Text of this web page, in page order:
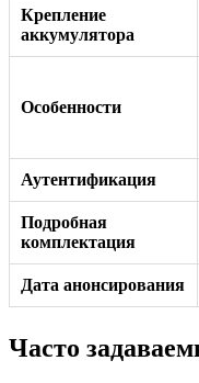
Крепление
аккумулятора
Особенности
Аутентификация
Подробная
комплектация
Дата анонсирования
Часто